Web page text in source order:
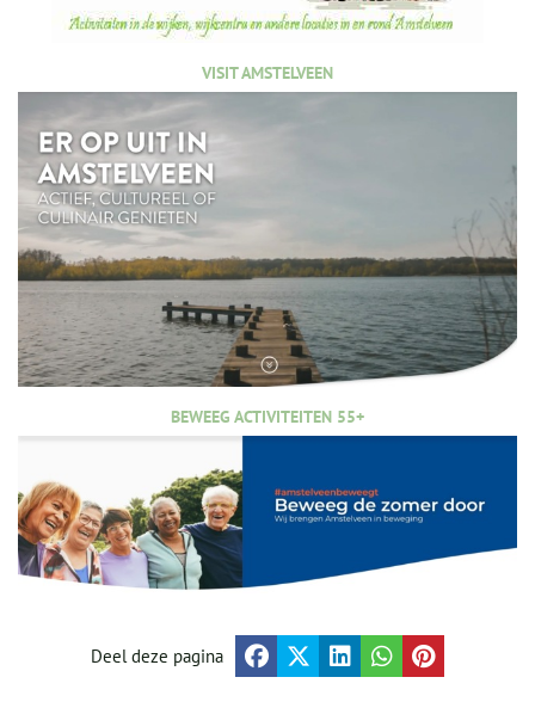
VISIT AMSTELVEEN
BEWEEG ACTIVITEITEN 55+
Deel deze pagina